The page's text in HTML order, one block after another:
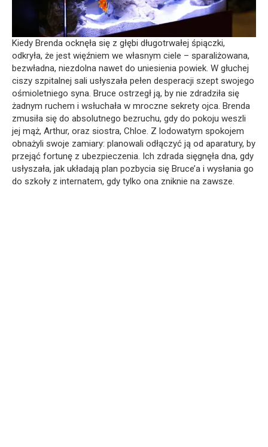
Kiedy Brenda ocknęła się z głębi długotrwałej śpiączki,
odkryła, że jest więźniem we własnym ciele – sparaliżowana,
bezwładna, niezdolna nawet do uniesienia powiek. W głuchej
ciszy szpitalnej sali usłyszała pełen desperacji szept swojego
ośmioletniego syna. Bruce ostrzegł ją, by nie zdradziła się
żadnym ruchem i wsłuchała w mroczne sekrety ojca. Brenda
zmusiła się do absolutnego bezruchu, gdy do pokoju weszli
jej mąż, Arthur, oraz siostra, Chloe. Z lodowatym spokojem
obnażyli swoje zamiary: planowali odłączyć ją od aparatury, by
przejąć fortunę z ubezpieczenia. Ich zdrada sięgnęła dna, gdy
usłyszała, jak układają plan pozbycia się Bruce’a i wysłania go
do szkoły z internatem, gdy tylko ona zniknie na zawsze.